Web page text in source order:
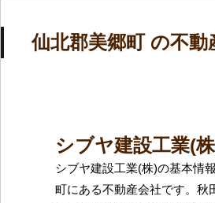
仙北郡美郷町 の不動
シブヤ建設工業(
シブヤ建設工業(株)の基本情
町にある不動産会社です。秋